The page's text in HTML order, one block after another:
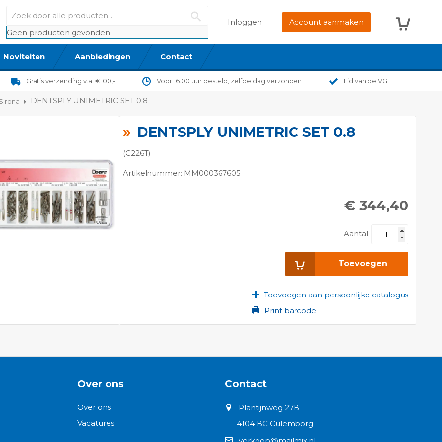
Geen producten gevonden
Inloggen Account aanmaken
Noviteiten Aanbiedingen Contact
Gratis verzending v.a. €100,- Voor 16.00 uur besteld, zelfde dag verzonden Lid van de VGT
DENTSPLY UNIMETRIC SET 0.8
DENTSPLY UNIMETRIC SET 0.8
(C226T)
Artikelnummer: MM000367605
€ 344,40
Aantal
Toevoegen
Toevoegen aan persoonlijke catalogus
Print barcode
Over ons
Over ons
Vacatures
Contact
Plantijnweg 27B
4104 BC Culemborg